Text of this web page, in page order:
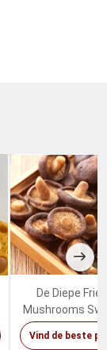
De Diepe Fried
Mushrooms
Healthy
Snacks van
Vind de beste